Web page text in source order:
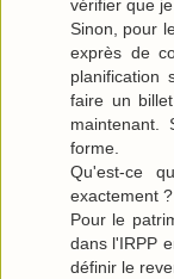
vérifier que
Sinon, pour
exprès de
planification
faire un
maintenant.
forme.
Qu'est-ce
exactement ?
Pour le
dans l'IRPP
définir le